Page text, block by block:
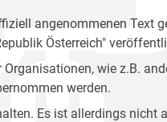
angenommenen Text
Österreich"
wie z.B.
werden.
Es ist allerdings nicht